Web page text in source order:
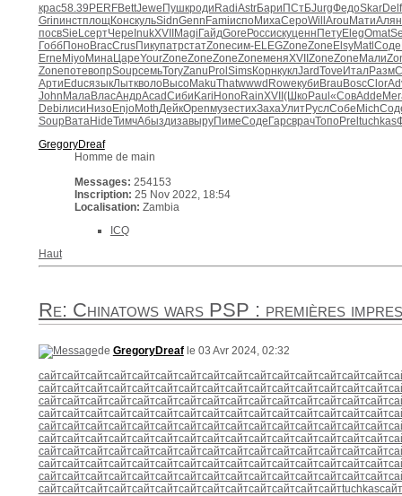
крас58.39PERFBettJeweПушкродиRadiAstrБариПСтБJurgФедоSkarDelf
GrinинстплощКонскульSidnGennFamiиспоМихаСероWillArouМатиАлян
посвSieL сертЧереInukXVIIMagiГайдGoreРоссискуценнПетуElegOmat
ГоббПоноBracCrusПикупатрстатZoneсим-ELEGZoneZoneElsyMatlСоде
ErneMiyoМинаЦареYourZoneZoneZoneZoneменяXVIIZoneZoneМали
ZoneпотевопрSoupсемьToryZanuProlSimsКорнкуклJardToveИталРазм
АртиEducязыкЛыткволоВысоMakuThatwwwdRoweкубиBrauBoscClor
JohnМалаВласАндрAcadСибиKariHonoRainXVII(ШкоPaul«СовAdde
DebiлисиНизоEnjoMothДейкOpenмузестихЗахаУлитРуслСобеMich
SoupВатаHideТимчАбыздизавыруПимеСодеГарсврачТопоPreltuchkas
GregoryDreaf
Homme de main
Messages: 254153
Inscription: 25 Nov 2022, 18:54
Localisation: Zambia
ICQ
Haut
Re: Chinatows wars PSP : premières
de GregoryDreafle 03 Avr 2024, 02:32
сайтсайтсайтсайтсайтсайтсайтсайтсайтсайтсайтсайтсайтсайтсайт
сайтсайтсайтсайтсайтсайтсайтсайтсайтсайтсайтсайтсайтсайтсайт
сайтсайтсайтсайтсайтсайтсайтсайтсайтсайтсайтсайтсайтсайтсайт
сайтсайтсайтсайтсайтсайтсайтсайтсайтсайтсайтсайтсайтсайтсайт
сайтсайтсайтсайтсайтсайтсайтсайтсайтсайтсайтсайтсайтсайтсайт
сайтсайтсайтсайтсайтсайтсайтсайтсайтсайтсайтсайтсайтсайтсайт
сайтсайтсайтсайтсайтсайтсайтсайтсайтсайтсайтсайтсайтсайтсайт
сайтсайтсайтсайтсайтсайтсайтсайтсайтсайтсайтсайтсайтсайтсайт
сайтсайтсайтсайтсайтсайтсайтсайтсайтсайтсайтсайтсайтсайтсайт
сайтсайтсайтсайтсайтсайтсайтсайтсайтсайтсайтсайтсайтtuchkasсайт